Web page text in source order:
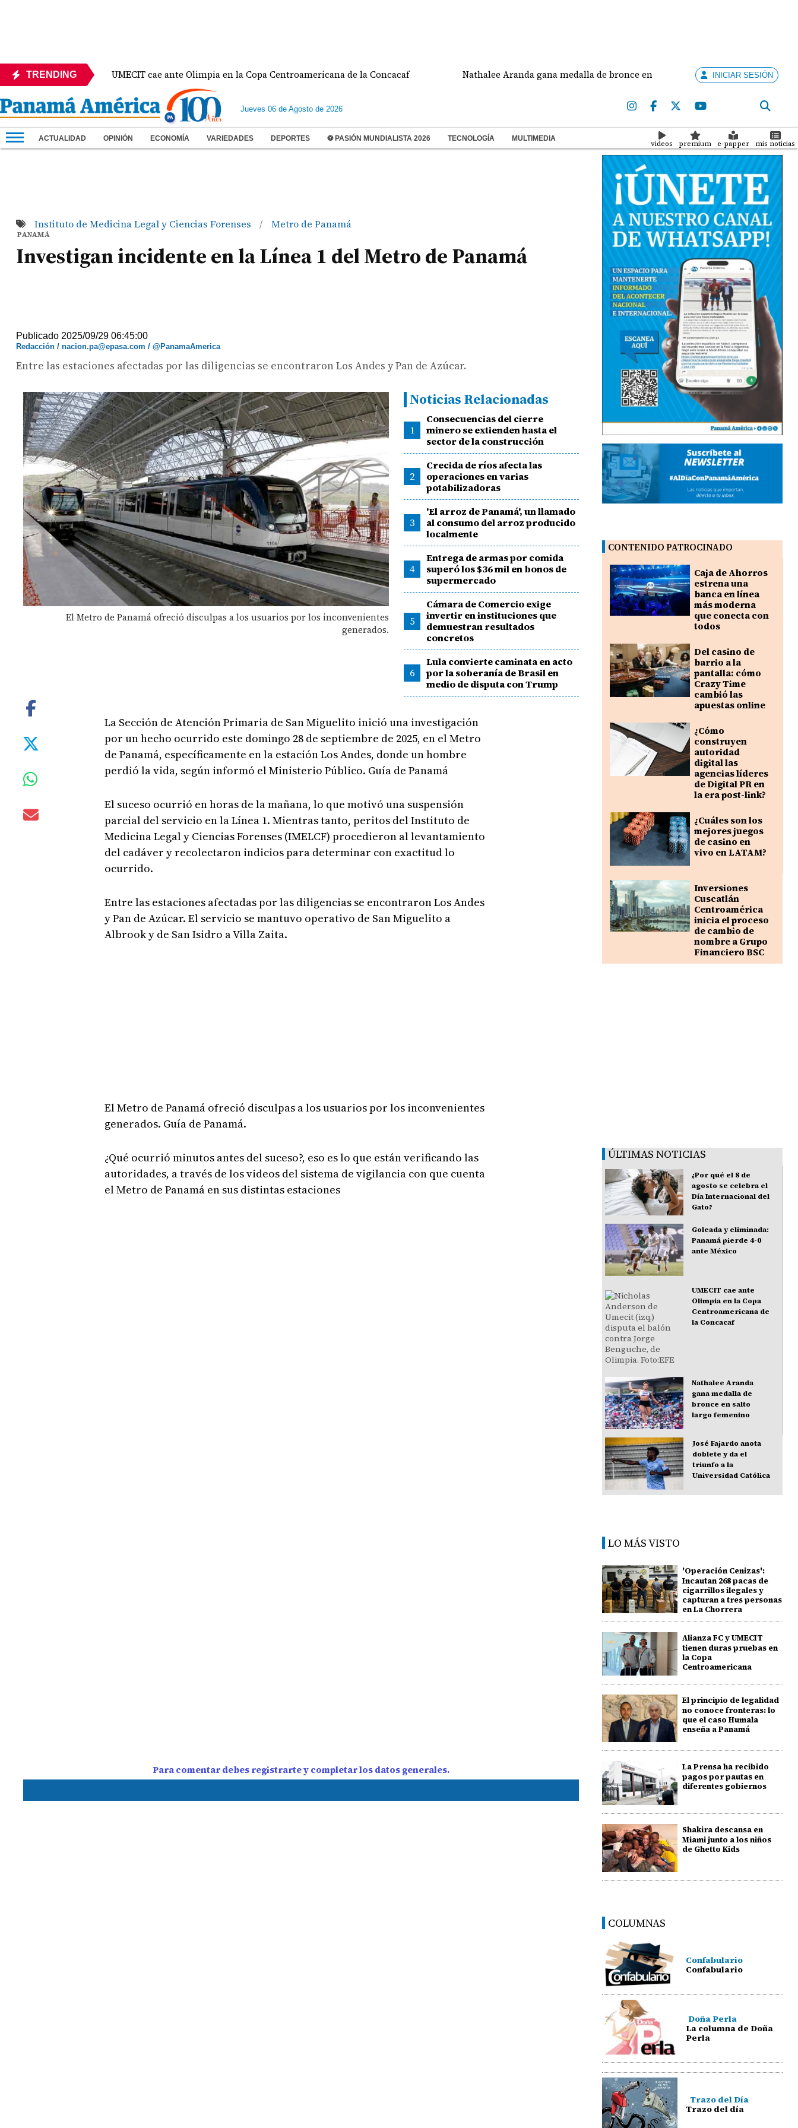
TRENDING UMECIT cae ante Olimpia en la Copa Centroamericana de la Concacaf Nathalee Aranda gana medalla de bronce en salto largo femenino José
INICIAR SESIÓN
Jueves 06 de Agosto de 2026
ACTUALIDAD OPINIÓN ECONOMÍA VARIEDADES DEPORTES ⚽ PASIÓN MUNDIALISTA 2026 TECNOLOGÍA MULTIMEDIA
videos premium e-papper mis noticias
Instituto de Medicina Legal y Ciencias Forenses / Metro de Panamá
PANAMÁ
Investigan incidente en la Línea 1 del Metro de Panamá
Publicado 2025/09/29 06:45:00
Redacción / nacion.pa@epasa.com / @PanamaAmerica
Entre las estaciones afectadas por las diligencias se encontraron Los Andes y Pan de Azúcar.
El Metro de Panamá ofreció disculpas a los usuarios por los inconvenientes
generados.
Noticias Relacionadas
1
Consecuencias del cierre
minero se extienden hasta el
sector de la construcción
2
Crecida de ríos afecta las
operaciones en varias
potabilizadoras
3
'El arroz de Panamá', un llamado
al consumo del arroz producido
localmente
4
Entrega de armas por comida
superó los $36 mil en bonos de
supermercado
5
Cámara de Comercio exige
invertir en instituciones que
demuestran resultados
concretos
6
Lula convierte caminata en acto
por la soberanía de Brasil en
medio de disputa con Trump
La Sección de Atención Primaria de San Miguelito inició una investigación
por un hecho ocurrido este domingo 28 de septiembre de 2025, en el Metro
de Panamá, específicamente en la estación Los Andes, donde un hombre
perdió la vida, según informó el Ministerio Público. Guía de Panamá
El suceso ocurrió en horas de la mañana, lo que motivó una suspensión
parcial del servicio en la Línea 1. Mientras tanto, peritos del Instituto de
Medicina Legal y Ciencias Forenses (IMELCF) procedieron al levantamiento
del cadáver y recolectaron indicios para determinar con exactitud lo
ocurrido.
Entre las estaciones afectadas por las diligencias se encontraron Los Andes
y Pan de Azúcar. El servicio se mantuvo operativo de San Miguelito a
Albrook y de San Isidro a Villa Zaita.
El Metro de Panamá ofreció disculpas a los usuarios por los inconvenientes
generados. Guía de Panamá.
¿Qué ocurrió minutos antes del suceso?, eso es lo que están verificando las
autoridades, a través de los videos del sistema de vigilancia con que cuenta
el Metro de Panamá en sus distintas estaciones
Para comentar debes registrarte y completar los datos generales.
CONTENIDO PATROCINADO
Caja de Ahorros
estrena una
banca en línea
más moderna
que conecta con
todos
Del casino de
barrio a la
pantalla: cómo
Crazy Time
cambió las
apuestas online
¿Cómo
construyen
autoridad
digital las
agencias líderes
de Digital PR en
la era post-link?
¿Cuáles son los
mejores juegos
de casino en
vivo en LATAM?
Inversiones
Cuscatlán
Centroamérica
inicia el proceso
de cambio de
nombre a Grupo
Financiero BSC
ÚLTIMAS NOTICIAS
¿Por qué el 8 de
agosto se celebra el
Día Internacional del
Gato?
Goleada y eliminada:
Panamá pierde 4-0
ante México
UMECIT cae ante
Olimpia en la Copa
Centroamericana de
la Concacaf
Nathalee Aranda
gana medalla de
bronce en salto
largo femenino
José Fajardo anota
doblete y da el
triunfo a la
Universidad Católica
LO MÁS VISTO
'Operación Cenizas':
Incautan 268 pacas de
cigarrillos ilegales y
capturan a tres personas
en La Chorrera
Alianza FC y UMECIT
tienen duras pruebas en
la Copa
Centroamericana
El principio de legalidad
no conoce fronteras: lo
que el caso Humala
enseña a Panamá
La Prensa ha recibido
pagos por pautas en
diferentes gobiernos
Shakira descansa en
Miami junto a los niños
de Ghetto Kids
COLUMNAS
Confabulario
Confabulario
Doña Perla
La columna de Doña
Perla
Trazo del Día
Trazo del día